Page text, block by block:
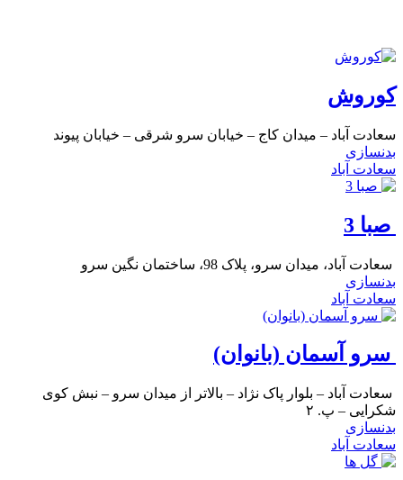
کوروش
سعادت آباد – میدان کاج – خیابان سرو شرقی – خیابان پیوند
بدنسازی
سعادت آباد
صبا 3
سعادت آباد، میدان سرو، پلاک 98، ساختمان نگین سرو
بدنسازی
سعادت آباد
سرو آسمان (بانوان)
سعادت آباد – بلوار پاک نژاد – بالاتر از میدان سرو – نبش کوی
شکرایی – پ. ۲
بدنسازی
سعادت آباد